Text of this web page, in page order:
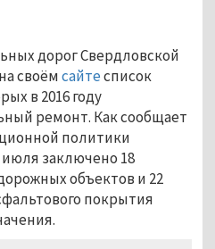
дорог Свердловской
своёмсайтесписок
в 2016 году
ремонт. Как сообщает
политики
июля заключено 18
объектов и 22
покрытия